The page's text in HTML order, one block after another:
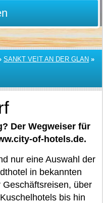
SANKT VEIT AN DER GLAN »
Der Wegweiser für
of-hotels.de.
nur eine Auswahl der
in bekannten
über
bis hin